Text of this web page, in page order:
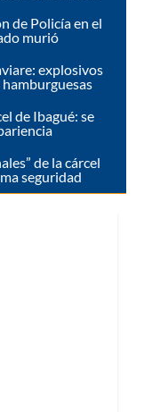
de Policía en el
murió
explosivos
de Ibagué: se
de la cárcel
seguridad